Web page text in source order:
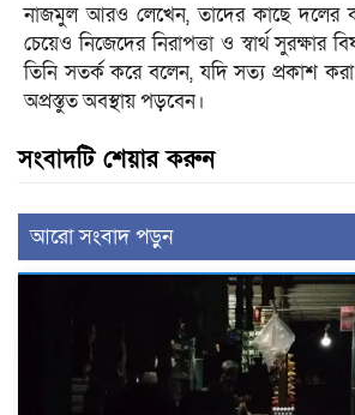
নাজমুল আরও লেখেন, তাদের কাছে দলের
চেয়েও নিজেদের নিরাপত্তা ও স্বার্থ সুরক্ষার
তিনি সতর্ক করে বলেন, যদি সত্য প্রকাশ
অপ্রস্তুত অবস্থায় পড়বেন।
সংবাদটি শেয়ার করুন
আরো সংবাদ পড়ুন